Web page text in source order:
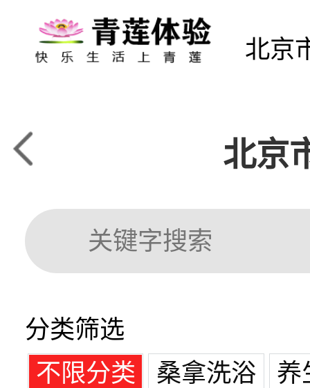
北京
北京
分类筛选
不限分类
桑拿洗浴
养